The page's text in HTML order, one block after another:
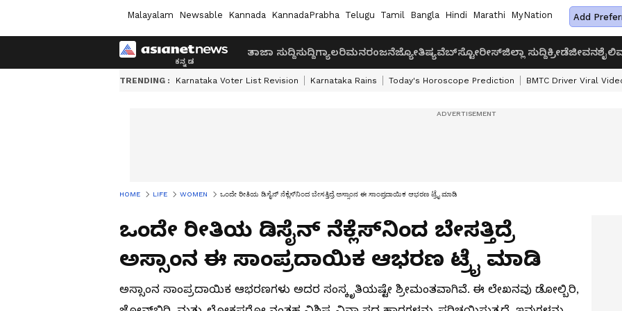
Malayalam Newsable Kannada KannadaPrabha Telugu Tamil Bangla Hindi Marathi MyNation Add
ತಾಜಾ ಸುದ್ದಿಸುದ್ದಿಗ್ಯಾಲರಿಮನರಂಜನೆಜ್ಯೋತಿಷ್ಯವೆಬ್‌ಸ್ಟೋರೀಸ್ಜಿಲ್ಲಾ ಸುದ್ದಿಕ್ರೀಡೆಜೀವನಶೈಲಿ
TRENDING : Karnataka Voter List Revision Karnataka Rains Today's Horoscope Prediction BMTC Driver Viral
HOME LIFE WOMEN ಒಂದೇ ರೀತಿಯ ಡಿಸೈನ್​ ನೆಕ್ಲೆಸ್​ನಿಂದ ಬೇಸತ್ತಿದ್ರೆ ಅಸ್ಸಾಂನ ಈ ಸಾಂಪ್ರದಾಯಿಕ ಆಭರಣ ಟ್ರೈ ಮಾಡಿ
ಒಂದೇ ರೀತಿಯ ಡಿಸೈನ್​ ನೆಕ್ಲೆಸ್​ನಿಂದ ಬೇಸತ್ತಿದ್ರೆ
ಅಸ್ಸಾಂನ ಈ ಸಾಂಪ್ರದಾಯಿಕ ಆಭರಣ ಟ್ರೈ ಮಾಡಿ
ಅಸ್ಸಾಂನ ಸಾಂಪ್ರದಾಯಿಕ ಆಭರಣಗಳು ಅದರ ಸಂಸ್ಕೃತಿಯಷ್ಟೇ ಶ್ರೀಮಂತವಾಗಿವೆ. ಈ ಲೇಖನವು ಡೋಲ್ಬಿರಿ,